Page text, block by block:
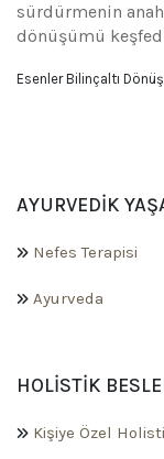
sürdürmenin
dönüşümü
Esenler Bilinçaltı
AYURVEDIK
Nefes Terapisi
Ayurveda
HOLISTIK
Kişiye Özel